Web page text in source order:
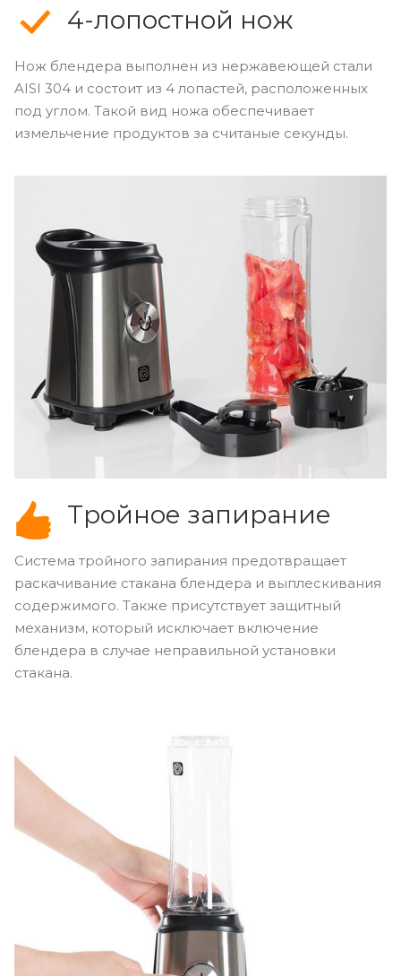
4-лопостной нож
Нож блендера выполнен из нержавеющей стали
AISI 304 и состоит из 4 лопастей, расположенных
под углом. Такой вид ножа обеспечивает
измельчение продуктов за считаные секунды.
Тройное запирание
Система тройного запирания предотвращает
раскачивание стакана блендера и выплескивания
содержимого. Также присутствует защитный
механизм, который исключает включение
блендера в случае неправильной установки
стакана.